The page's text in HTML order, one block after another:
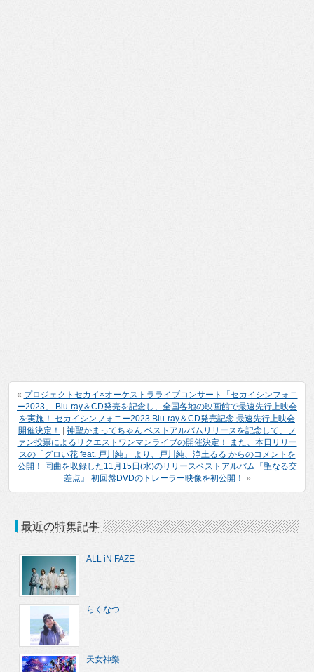
« プロジェクトセカイ×オーケストラライブコンサート「セカイシンフォニ
ー2023」 Blu-ray＆CD発売を記念し、全国各地の映画館で最速先行上映会
を実施！ セカイシンフォニー2023 Blu-ray＆CD発売記念 最速先行上映会
開催決定！
神聖かまってちゃん ベストアルバムリリースを記念して、フ
ァン投票によるリクエストワンマンライブの開催決定！ また、本日リリー
スの「グロい花 feat. 戸川純」 より、戸川純、浄土るる からのコメントを
公開！ 同曲を収録した11月15日(水)のリリースベストアルバム『聖なる交
差点』 初回盤DVDのトレーラー映像を初公開！ »
最近の特集記事
ALL iN FAZE
らくなつ
天女神樂